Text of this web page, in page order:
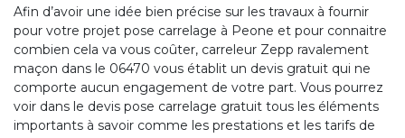
Afin d’avoir une idée bien précise sur les travaux à fournir
pour votre projet pose carrelage à Peone et pour connaitre
combien cela va vous coûter, carreleur Zepp ravalement
maçon dans le 06470 vous établit un devis gratuit qui ne
comporte aucun engagement de votre part. Vous pourrez
voir dans le devis pose carrelage gratuit tous les éléments
importants à savoir comme les prestations et les tarifs de